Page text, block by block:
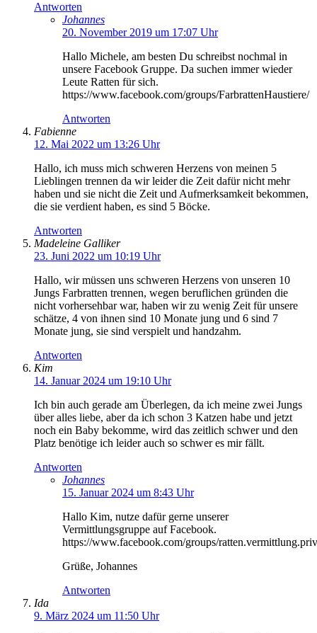
Antworten
Johannes
20. November 2019 um 17:07 Uhr
Hallo Michele, am besten Du schreibst nochmal in
unsere Facebook Gruppe. Da suchen immer wieder
Leute Ratten für sich.
https://www.facebook.com/groups/FarbrattenHaustiere/
Antworten
Fabienne
12. Mai 2022 um 13:26 Uhr
Hallo, ich muss mich schweren Herzens von meinen 5
Lieblingen trennen da wir leider die Zeit dafür nicht mehr
haben und sie nicht die Zeit und Aufmerksamkeit bekommen,
die sie verdient haben, es sind 5 Böcke.
Antworten
Madeleine Galliker
23. Juni 2022 um 10:19 Uhr
Hallo, wir müssen uns schweren Herzens von unseren 10
Jungs Farbratten trennen, wegen beruflichen gründen die
nicht vorhersehbar war, haben wir zu wenig Zeit für unsere
schätze, 4 von ihnen sind 10 Monate jung und 6 sind 7
Monate jung, sie sind verspielt und handzahm.
Antworten
Kim
14. Januar 2024 um 19:10 Uhr
Ich bin auch gerade am Überlegen, da ich meine zwei Jungs
über alles liebe, aber da ich schon 3 Katzen habe und jetzt
noch ein Baby bekomme, wird das zeitlich schwer und den
Platz benötige ich leider auch so schwer es mir fällt.
Antworten
Johannes
15. Januar 2024 um 8:43 Uhr
Hallo Kim, nutze dafür gerne unserer
Vermittlungsgruppe auf Facebook.
https://www.facebook.com/groups/
Grüße, Johannes
Antworten
Ida
9. März 2024 um 11:50 Uhr